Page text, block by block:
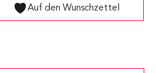
Auf den Wunschzettel